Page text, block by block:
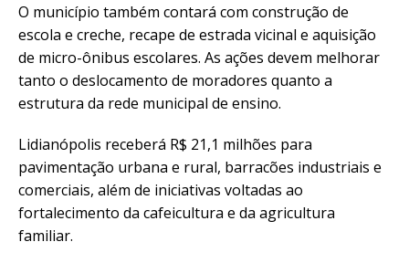
O município também contará com construção de
escola e creche, recape de estrada vicinal e aquisição
de micro-ônibus escolares. As ações devem melhorar
tanto o deslocamento de moradores quanto a
estrutura da rede municipal de ensino.
Lidianópolis receberá R$ 21,1 milhões para
pavimentação urbana e rural, barracões industriais e
comerciais, além de iniciativas voltadas ao
fortalecimento da cafeicultura e da agricultura
familiar.